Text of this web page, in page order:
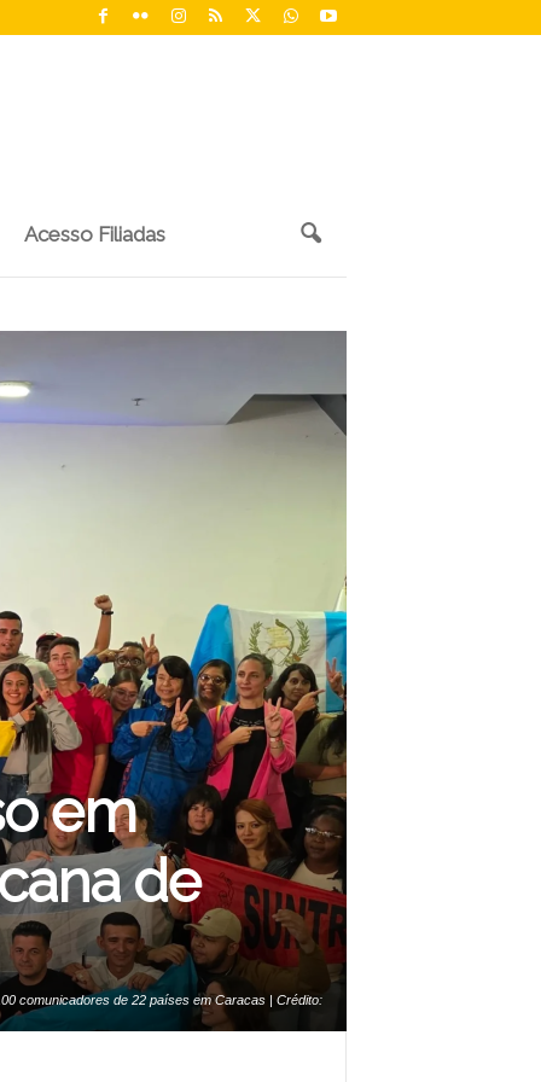
Acesso Filiadas
comunicadores de 22 países em Caracas | Crédito:
em
de